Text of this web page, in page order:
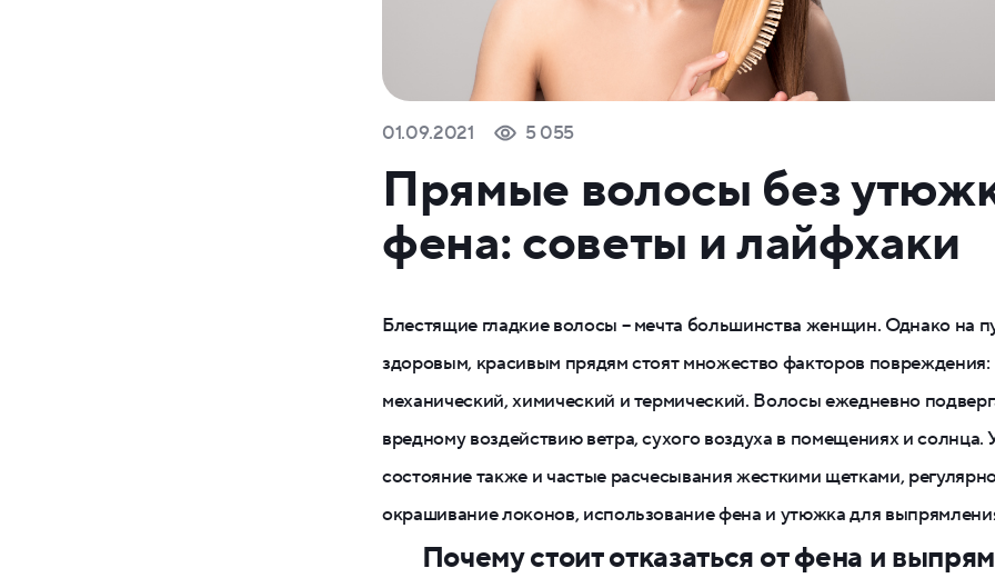
01.09.2021 5 055
Прямые волосы без
фена: советы и лайфхаки
Блестящие гладкие волосы – мечта большинства женщин. Однако на
здоровым, красивым прядям стоят множество факторов повреждения:
механический, химический и термический. Волосы ежедневно
вредному воздействию ветра, сухого воздуха в помещениях и солнца.
состояние также и частые расчесывания жесткими щетками,
окрашивание локонов, использование фена и утюжка для
Почему стоит отказаться от фена и